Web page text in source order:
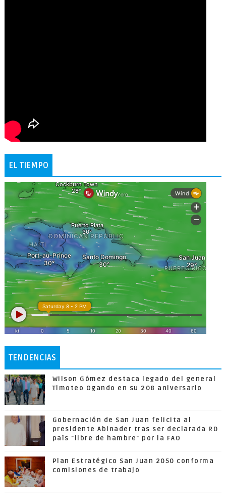
EL TIEMPO
TENDENCIAS
Wilson Gómez destaca legado del general
Timoteo Ogando en su 208 aniversario
Gobernación de San Juan felicita al
presidente Abinader tras ser declarada RD
país "libre de hambre" por la FAO
Plan Estratégico San Juan 2050 conforma
comisiones de trabajo